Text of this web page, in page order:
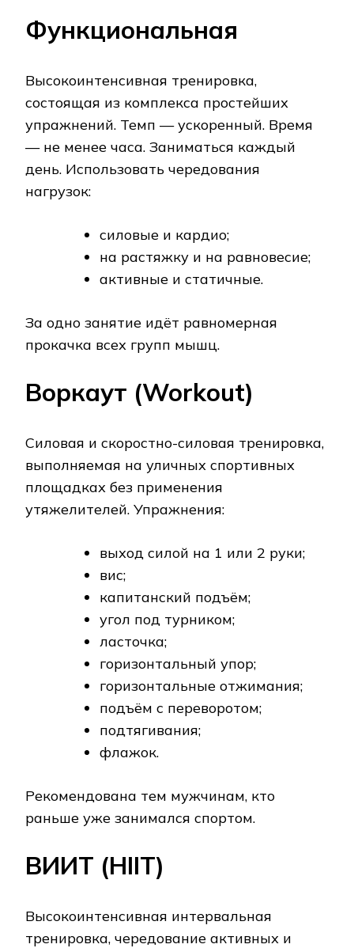
Функциональная
Высокоинтенсивная тренировка,
состоящая из комплекса простейших
упражнений. Темп — ускоренный. Время
— не менее часа. Заниматься каждый
день. Использовать чередования
нагрузок:
силовые и кардио;
на растяжку и на равновесие;
активные и статичные.
За одно занятие идёт равномерная
прокачка всех групп мышц.
Воркаут (Workout)
Силовая и скоростно-силовая тренировка,
выполняемая на уличных спортивных
площадках без применения
утяжелителей. Упражнения:
выход силой на 1 или 2 руки;
вис;
капитанский подъём;
угол под турником;
ласточка;
горизонтальный упор;
горизонтальные отжимания;
подъём с переворотом;
подтягивания;
флажок.
Рекомендована тем мужчинам, кто
раньше уже занимался спортом.
ВИИТ (HIIT)
Высокоинтенсивная интервальная
тренировка, чередование активных и